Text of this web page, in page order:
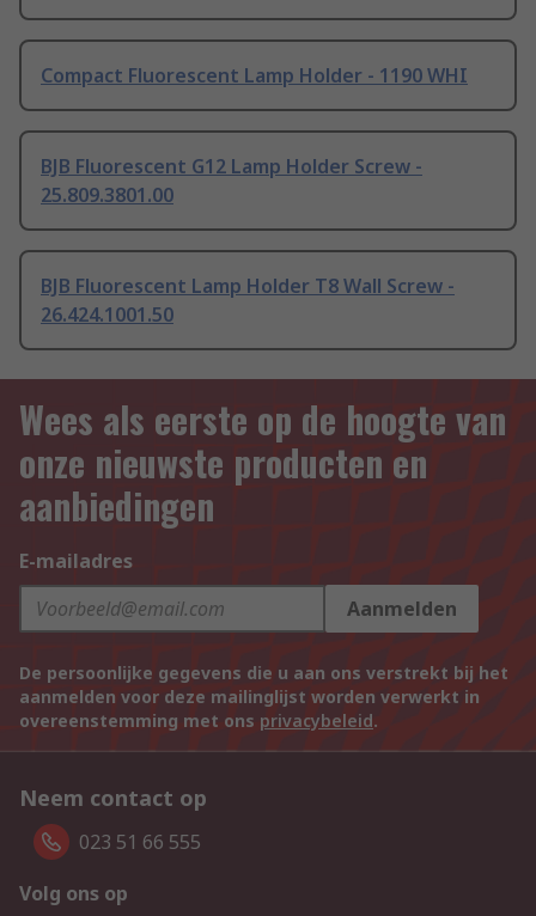
Compact Fluorescent Lamp Holder - 1190 WHI
BJB Fluorescent G12 Lamp Holder Screw -
25.809.3801.00
BJB Fluorescent Lamp Holder T8 Wall Screw -
26.424.1001.50
Wees als eerste op de hoogte van
onze nieuwste producten en
aanbiedingen
E-mailadres
Aanmelden
De persoonlijke gegevens die u aan ons verstrekt bij het
aanmelden voor deze mailinglijst worden verwerkt in
overeenstemming met ons privacybeleid.
Neem contact op
023 51 66 555
Volg ons op